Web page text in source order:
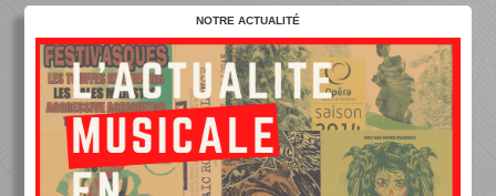
NOTRE ACTUALITÉ